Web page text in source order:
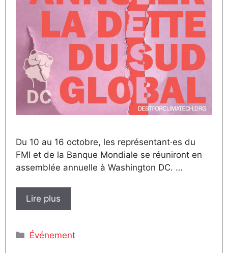
Du 10 au 16 octobre, les représentant·es du
FMI et de la Banque Mondiale se réuniront en
assemblée annuelle à Washington DC. …
Lire plus
Catégories
Événement